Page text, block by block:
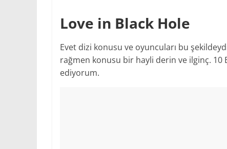
Love in Black Hole
Evet dizi konusu ve oyuncuları bu
rağmen konusu bir hayli derin ve ilginç. 10
ediyorum.